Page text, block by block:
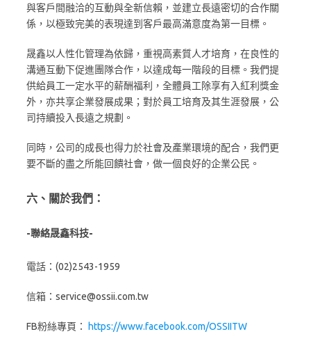
與客戶間融洽的互動與全新信賴，並建立長遠密切的合作關
係，以極致完美的表現達到客戶最高滿意度為第一目標。
晟鑫以人性化管理為依歸，重視高素質人才培育，在良性的
溝通互動下促進團隊合作，以達成每一階段的目標。我們提
供給員工一定水平的薪酬福利，全體員工除享有入紅利獎金
外，亦共享企業發展成果；對於員工培育及其生涯發展，公
司持續投入長遠之規劃。
同時，公司的成長也得力於社會及產業環境的配合，我們更
要不斷的盡之所能回饋社會，做一個良好的企業公民。
六、關於我們：
-聯絡晟鑫科技-
電話：(02)2543-1959
信箱：service@ossii.com.tw
FB粉絲專頁： https://www.facebook.com/OSSIITW